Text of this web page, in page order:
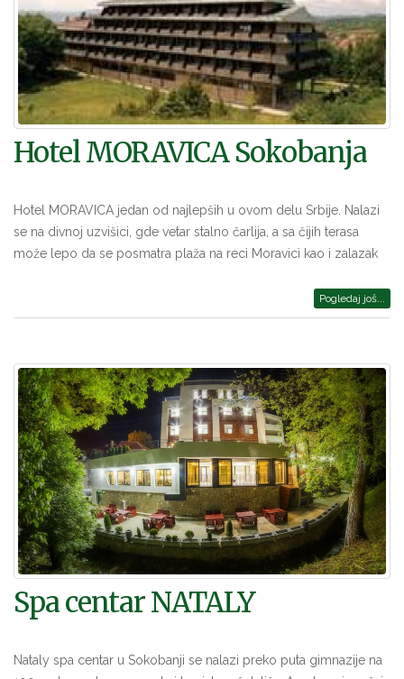
Hotel MORAVICA Sokobanja
Hotel MORAVICA jedan od najlepših u ovom delu Srbije. Nalazi
se na divnoj uzvišici, gde vetar stalno čarlija, a sa čijih terasa
može lepo da se posmatra plaža na reci Moravici kao i zalazak
Pogledaj još...
Spa centar NATALY
Nataly spa centar u Sokobanji se nalazi preko puta gimnazije na